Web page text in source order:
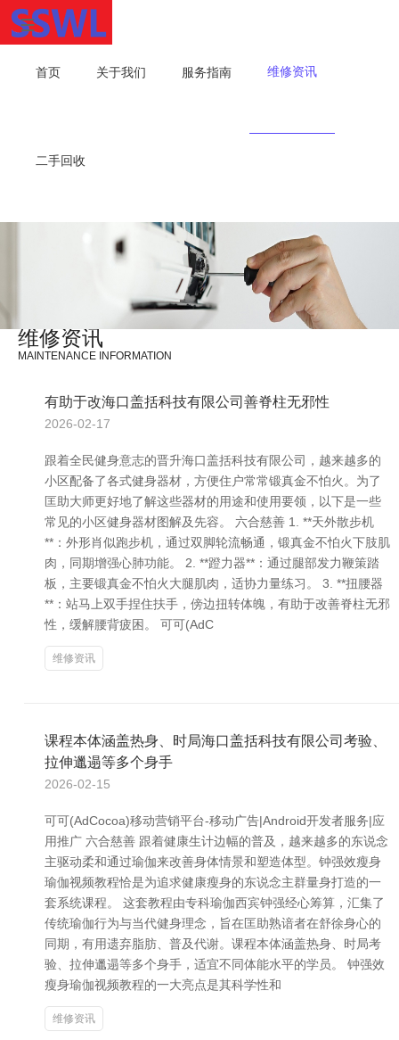
首页 关于我们 服务指南 维修资讯
二手回收
维修资讯
MAINTENANCE INFORMATION
有助于改海口盖括科技有限公司善脊柱无邪性
2026-02-17
跟着全民健身意志的晋升海口盖括科技有限公司，越来越多的
小区配备了各式健身器材，方便住户常常锻真金不怕火。为了
匡助大师更好地了解这些器材的用途和使用要领，以下是一些
常见的小区健身器材图解及先容。 六合慈善 1. **天外散步机
**：外形肖似跑步机，通过双脚轮流畅通，锻真金不怕火下肢肌
肉，同期增强心肺功能。 2. **蹬力器**：通过腿部发力鞭策踏
板，主要锻真金不怕火大腿肌肉，适协力量练习。 3. **扭腰器
**：站马上双手捏住扶手，傍边扭转体魄，有助于改善脊柱无邪
性，缓解腰背疲困。 可可(AdC
维修资讯
课程本体涵盖热身、时局海口盖括科技有限公司考验、
拉伸邋遢等多个身手
2026-02-15
可可(AdCocoa)移动营销平台-移动广告|Android开发者服务|应
用推广 六合慈善 跟着健康生计边幅的普及，越来越多的东说念
主驱动柔和通过瑜伽来改善身体情景和塑造体型。钟强效瘦身
瑜伽视频教程恰是为追求健康瘦身的东说念主群量身打造的一
套系统课程。 这套教程由专科瑜伽西宾钟强经心筹算，汇集了
传统瑜伽行为与当代健身理念，旨在匡助熟谙者在舒徐身心的
同期，有用遗弃脂肪、普及代谢。课程本体涵盖热身、时局考
验、拉伸邋遢等多个身手，适宜不同体能水平的学员。 钟强效
瘦身瑜伽视频教程的一大亮点是其科学性和
维修资讯